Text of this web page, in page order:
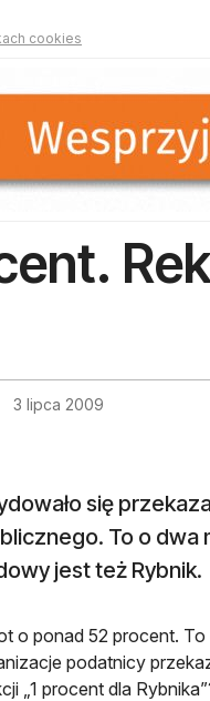
cookies
3 lipca 2009
się
To o dwa
jest też Rybnik.
o ponad 52 procent.
podatnicy
„1 procent dla